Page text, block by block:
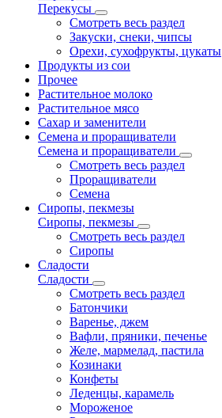
Перекусы
Смотреть весь раздел
Закуски, снеки, чипсы
Орехи, сухофрукты, цукаты
Продукты из сои
Прочее
Растительное молоко
Растительное мясо
Сахар и заменители
Семена и проращиватели
Семена и проращиватели
Смотреть весь раздел
Проращиватели
Семена
Сиропы, пекмезы
Сиропы, пекмезы
Смотреть весь раздел
Сиропы
Сладости
Сладости
Смотреть весь раздел
Батончики
Варенье, джем
Вафли, пряники, печенье
Желе, мармелад, пастила
Козинаки
Конфеты
Леденцы, карамель
Мороженое